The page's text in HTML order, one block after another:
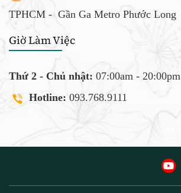
TPHCM - Gần Ga Metro Phước Long
Giờ Làm Việc
Thứ 2 - Chủ nhật: 07:00am - 20:00pm
Hotline: 093.768.9111